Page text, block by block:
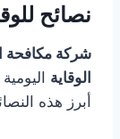
نصائح
شركة مكافحة
الوقاية
أبرز هذه